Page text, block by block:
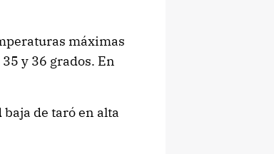
máximas
y 36 grados. En
de taró en alta